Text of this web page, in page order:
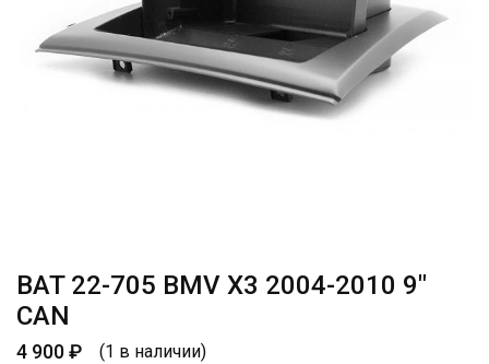
BAT 22-705 BMV X3 2004-2010 9″
CAN
4 900₽ (1 в наличии)